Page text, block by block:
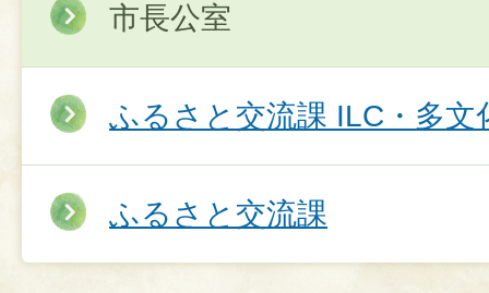
市長公室
ふるさと交流課 ILC・多文
ふるさと交流課